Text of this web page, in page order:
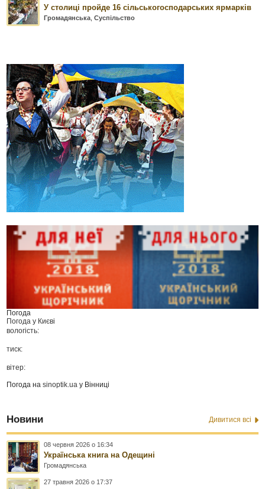
У столиці пройде 16 сільськогосподарських ярмарків
Громадянська ,Суспільство
Погода
Погода у Києві
вологість:
тиск:
вітер:
Погода наsinoptik.ua у Вінниці
Новини Дивитися всі
08 червня 2026 о 16:34
Українська книга на Одещині
Громадянська
27 травня 2026 о 17:37